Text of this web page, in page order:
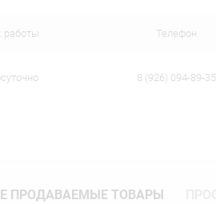
работы Телефон
8 (926) 094-89-35
ПРОДАВАЕМЫЕ ТОВАРЫ